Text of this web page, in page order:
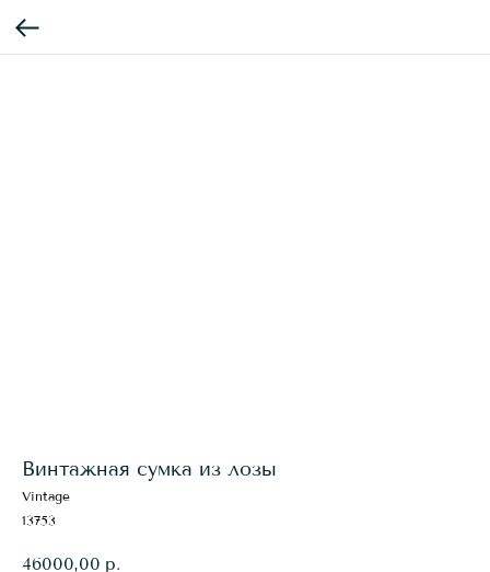
Винтажная сумка из лозы
Vintage
13753
46000,00 р.